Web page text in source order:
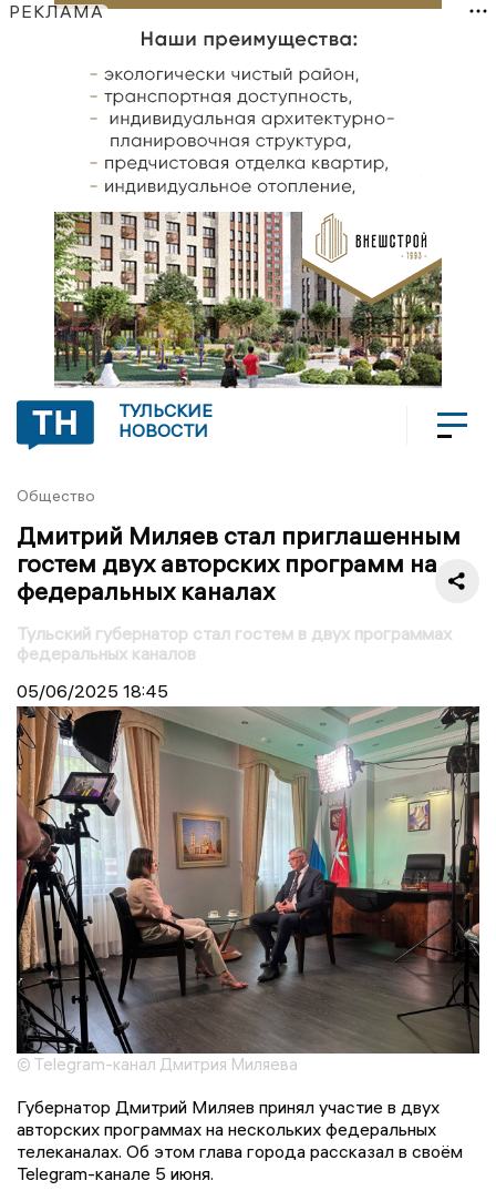
РЕКЛАМА
ТУЛЬСКИЕ
НОВОСТИ
Общество
Дмитрий Миляев стал приглашенным
гостем двух авторских программ на
федеральных каналах
Тульский губернатор стал гостем в двух программах
федеральных каналов
05/06/2025 18:45
© Telegram-канал Дмитрия Миляева
Губернатор Дмитрий Миляев принял участие в двух
авторских программах на нескольких федеральных
телеканалах. Об этом глава города рассказал в своём
Telegram-канале 5 июня.